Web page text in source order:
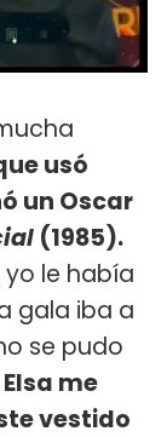
usó
un Oscar
(1985).
yo le había
gala iba a
se pudo
me
vestido